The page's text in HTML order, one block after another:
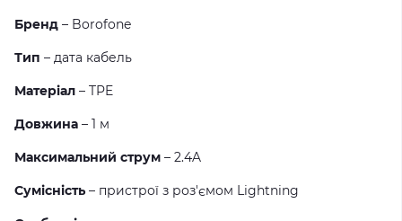
Бренд – Borofone
Тип – дата кабель
Матеріал – TPE
Довжина – 1 м
Максимальний струм – 2.4A
Сумісність – пристрої з роз'ємом Lightning